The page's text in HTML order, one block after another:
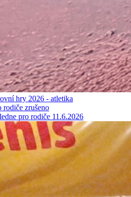
hry 2026 - atletika
rodiče zrušeno
pro rodiče 11.6.2026